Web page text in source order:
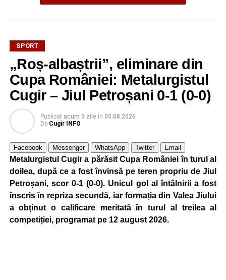
După o primă repriză fără goluri,George Goronea
înscris unicul gol al partidei în min. 80 și a adus victoria
La gazde a revenit, după un an, tânărul portar Hanis
Herlea (CSM Unirea Alba Iulia), cel care a efectuat
cantonamentul centralizat, la Poiana Brașov, alături de
„alb-negri”. În schimb, Perjeriu a plecat la muncă în
Germania.
FOTO: Sorin GIURCĂ
Adaugă cugirinfo.ro ca sursă
preferată pe Google
SPORT
„Roș-albaștrii”, eliminare din
Cupa României: Metalurgistul
Cugir – Jiul Petroșani 0-1 (0-0)
Publicat acum 3 zile în 05.08.2026
De Cugir INFO
Facebook Messenger WhatsApp Twitter Email
Metalurgistul Cugir a părăsit Cupa României în turul al
doilea, după ce a fost învinsă pe teren propriu de Jiul
Petroșani, scor 0-1 (0-0). Unicul gol al întâlnirii a fost
înscris în repriza secundă, iar formația din Valea Jiului
a obținut o calificare meritată în turul al treilea al
competiției, programat pe 12 august 2026.